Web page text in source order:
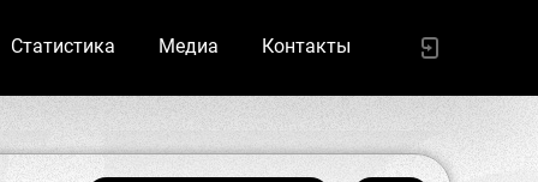
Статистика Медиа Контакты